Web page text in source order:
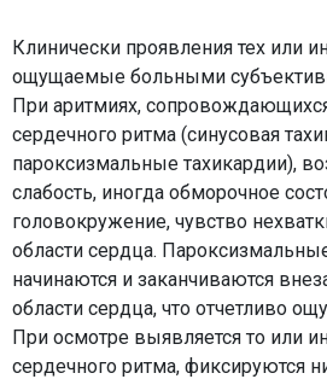
Клинически проявления тех или
ощущаемые больными
При аритмиях,
сердечного ритма (синусовая
пароксизмальные тахикардии),
слабость, иногда обморочное
головокружение, чувство
области сердца.
начинаются и заканчиваются
области сердца, что отчетливо
При осмотре выявляется то или
сердечного ритма, фиксируются